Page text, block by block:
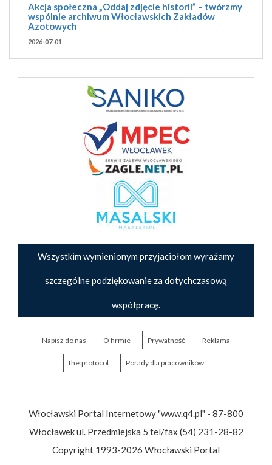
Akcja społeczna „Oddaj zdjęcie historii” – twórzmy
wspólnie archiwum Włocławskich Zakładów
Azotowych
2026-07-01
Wszystkim wymienionym przyjaciołom wyrażamy
szczególne podziękowanie za dotychczasową
współpracę.
Napisz do nas O firmie Prywatność Reklama
the:protocol Porady dla pracowników
Włocławski Portal Internetowy "www.q4.pl" - 87-800
Włocławek ul. Przedmiejska 5 tel/fax (54) 231-28-82
Copyright 1993-2026 Włocławski Portal